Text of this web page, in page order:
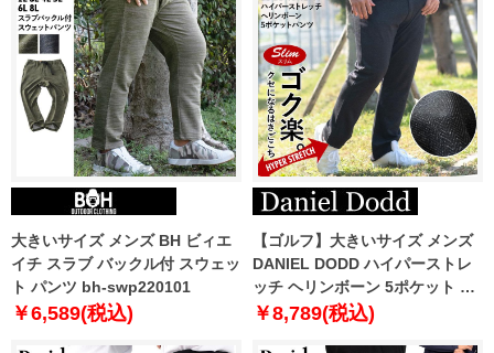
大きいサイズ メンズ BH ビィエ
イチ スラブ バックル付 スウェッ
ト パンツ bh-swp220101
￥6,589(税込)
【ゴルフ】大きいサイズ メンズ
DANIEL DODD ハイパーストレ
ッチ ヘリンボーン 5ポケット パ
ンツ スリムフィット azd-
￥8,789(税込)